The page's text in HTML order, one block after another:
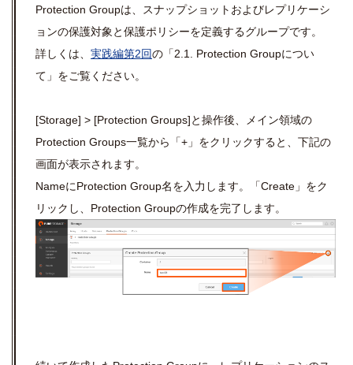
Protection Groupは、スナップショットおよびレプリケーシ
ョンの保護対象と保護ポリシーを定義するグループです。
詳しくは、 実践編第2回の「2.1. Protection Groupについ
て」をご覧ください。
[Storage] > [Protection Groups]と操作後、メイン領域の
Protection Groups一覧から「+」をクリックすると、下記の
画面が表示されます。
NameにProtection Group名を入力します。「Create」をク
リックし、Protection Groupの作成を完了します。